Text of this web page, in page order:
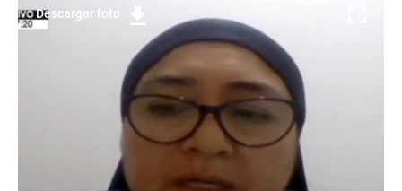
Descargar foto